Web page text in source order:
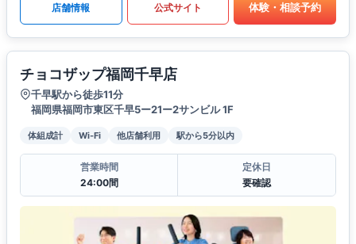
店舗情報 公式サイト 体験・相談予約
チョコザップ福岡千早店
千早駅から徒歩11分
福岡県福岡市東区千早5ー21ー2サンビル 1F
体組成計 Wi-Fi 他店舗利用 駅から5分以内
営業時間
24:00間
定休日
要確認